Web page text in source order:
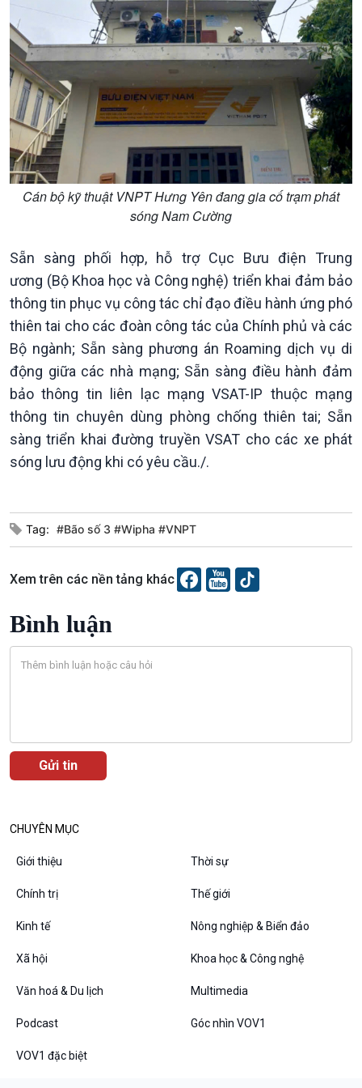
Nam
Xã hội
Tin Đời sống & Xã hội
Chuyển đổi Xanh
Tài nguyên và Môi trường
Chuyên gia của bạn
Xã hội chuyển động
Bước chân đến trường
Khoa học & Công nghệ
Tin Khoa học & Công nghệ
Kết nối công nghệ
khí hậu
Tin Văn hoá & Du lịch
Ảnh
E-Magazine
Podcast
Đối thoại
Chuyện đêm
Cán bộ kỹ thuật VNPT Hưng Yên đang gia cố trạm phát
sóng Nam Cường
Sẵn sàng phối hợp, hỗ trợ Cục Bưu điện Trung
ương (Bộ Khoa học và Công nghệ) triển khai đảm bảo
thông tin phục vụ công tác chỉ đạo điều hành ứng phó
thiên tai cho các đoàn công tác của Chính phủ và các
Bộ ngành; Sẵn sàng phương án Roaming dịch vụ di
động giữa các nhà mạng; Sẵn sàng điều hành đảm
bảo thông tin liên lạc mạng VSAT-IP thuộc mạng
thông tin chuyên dùng phòng chống thiên tai; Sẵn
sàng triển khai đường truyền VSAT cho các xe phát
sóng lưu động khi có yêu cầu./.
Tag: #Bão số 3 #Wipha #VNPT
Xem trên các nền tảng khác
Bình luận
CHUYÊN MỤC
Giới thiệu Thời sự
Chính trị Thế giới
Kinh tế Nông nghiệp & Biển đảo
Xã hội Khoa học & Công nghệ
Văn hoá & Du lịch Multimedia
Podcast Góc nhìn VOV1
VOV1 đặc biệt